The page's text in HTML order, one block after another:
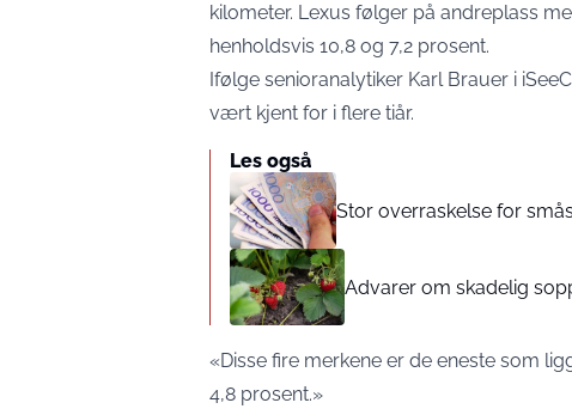
kilometer. Lexus følger på andreplass
henholdsvis 10,8 og 7,2 prosent.
Ifølge senioranalytiker Karl Brauer i
vært kjent for i flere tiår.
Les også
Stor overraskelse for
Advarer om skadelig
«Disse fire merkene er de eneste som
4,8 prosent.»